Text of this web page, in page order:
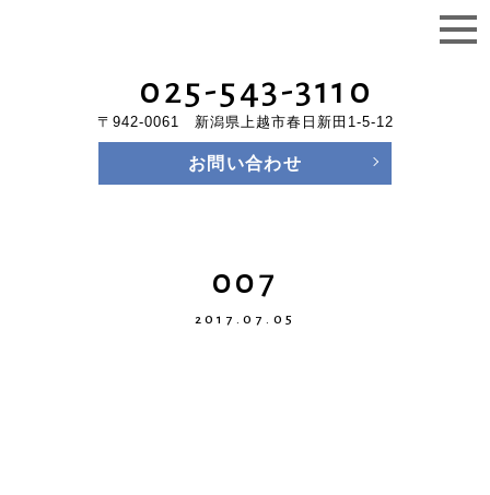
025-543-3110
〒942-0061 新潟県上越市春日新田1-5-12
お問い合わせ
007
2017.07.05